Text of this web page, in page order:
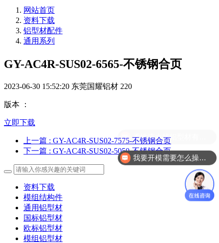
网站首页
资料下载
铝型材配件
通用系列
GY-AC4R-SUS02-6565-不锈钢合页
2023-06-30 15:52:20 东莞国耀铝材 220
版本 ：
立即下载
上一篇 : GY-AC4R-SUS02-7575-不锈钢合页
下一篇 : GY-AC4R-SUS02-5050-不锈钢合页
资料下载
模组结构件
通用铝型材
国标铝型材
欧标铝型材
模组铝型材